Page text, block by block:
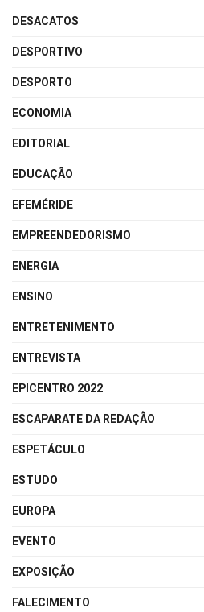
DESACATOS
DESPORTIVO
DESPORTO
ECONOMIA
EDITORIAL
EDUCAÇÃO
EFEMÉRIDE
EMPREENDEDORISMO
ENERGIA
ENSINO
ENTRETENIMENTO
ENTREVISTA
EPICENTRO 2022
ESCAPARATE DA REDAÇÃO
ESPETÁCULO
ESTUDO
EUROPA
EVENTO
EXPOSIÇÃO
FALECIMENTO